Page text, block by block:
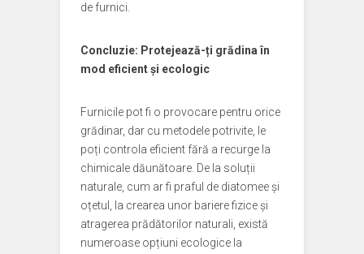
de furnici.
Concluzie: Protejează-ți grădina în
mod eficient și ecologic
Furnicile pot fi o provocare pentru orice
grădinar, dar cu metodele potrivite, le
poți controla eficient fără a recurge la
chimicale dăunătoare. De la soluții
naturale, cum ar fi praful de diatomee și
oțetul, la crearea unor bariere fizice și
atragerea prădătorilor naturali, există
numeroase opțiuni ecologice la